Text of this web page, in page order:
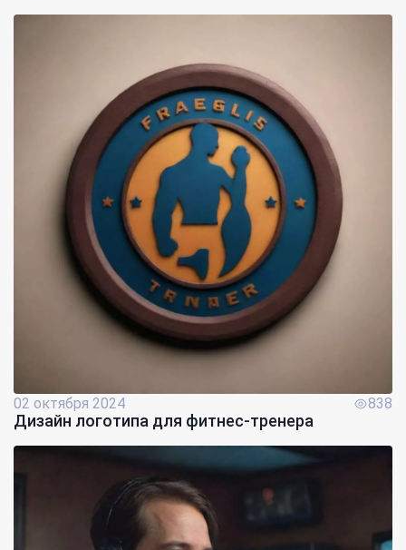
02 октября 2024 838
Дизайн логотипа для фитнес-тренера